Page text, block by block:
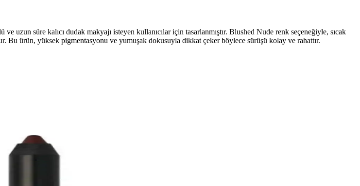
süre kalıcı dudak makyajı isteyen kullanıcılar için tasarlanmıştır. Blushed Nude renk seçeneğiyle, sıcak
Bu ürün, yüksek pigmentasyonu ve yumuşak dokusuyla dikkat çeker böylece sürüşü kolay ve rahattır.
ve online araştırma yöntemleri önerilmektedir. Ürünün korunması ve yedekleme de önemlidir.